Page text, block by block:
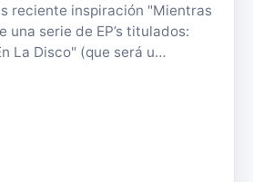
reciente inspiración "Mientras
una serie de EP’s titulados:
La Disco" (que será u…